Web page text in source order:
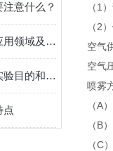
意什么？
电池焊点拉脱试验机的应用领域及优势体现
关于金属材料试验机的实验目的和试验方法可能你了解还是不够多
点
（1
（2
空气
空气
喷雾
（A
（B
（C